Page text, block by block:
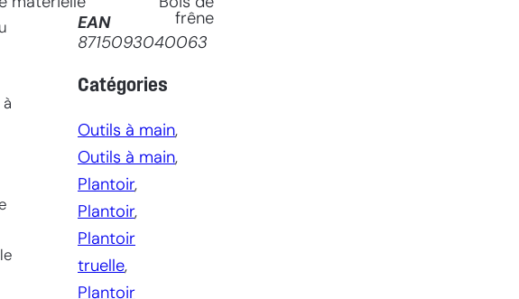
matèrielle
Bois de
frêne
EAN
8715093040063
Catégories
Outils à main
Outils à main
Plantoir
Plantoir
Plantoir
truelle
Plantoir